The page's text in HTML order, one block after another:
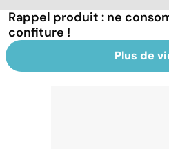
Rappel produit : ne
confiture !
Plus de